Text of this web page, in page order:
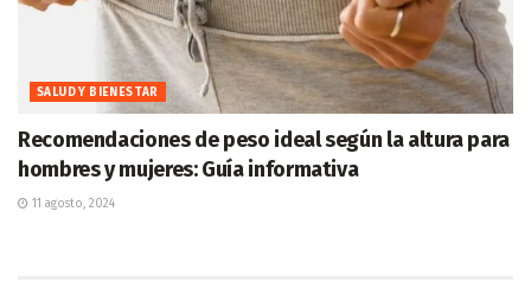
SALUD Y BIENESTAR
Recomendaciones de peso ideal según la altura para
hombres y mujeres: Guía informativa
11 agosto, 2024